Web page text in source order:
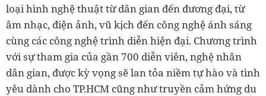
loại hình nghệ thuật từ dân gian đến đương đại, từ
âm nhạc, điện ảnh, vũ kịch đến công nghệ ánh sáng
cùng các công nghệ trình diễn hiện đại. Chương trình
với sự tham gia của gần 700 diễn viên, nghệ nhân
dân gian, được kỳ vọng sẽ lan tỏa niềm tự hào và tình
yêu dành cho TP.HCM cũng như truyền cảm hứng du